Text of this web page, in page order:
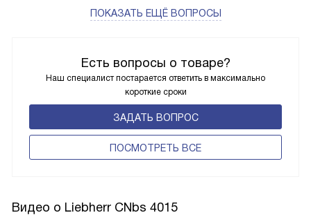
Есть вопросы о товаре?
Наш специалист постарается ответить в максимально
короткие сроки
ЗАДАТЬ ВОПРОС
ПОCМОТРЕТЬ ВСЕ
ПОКАЗАТЬ ЕЩЁ ВОПРОСЫ
Видео о Liebherr CNbs 4015